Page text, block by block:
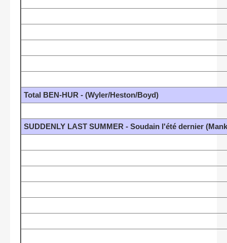
Total BEN-HUR - (Wyler/Heston/Boyd)
SUDDENLY LAST SUMMER - Soudain l'été dernier